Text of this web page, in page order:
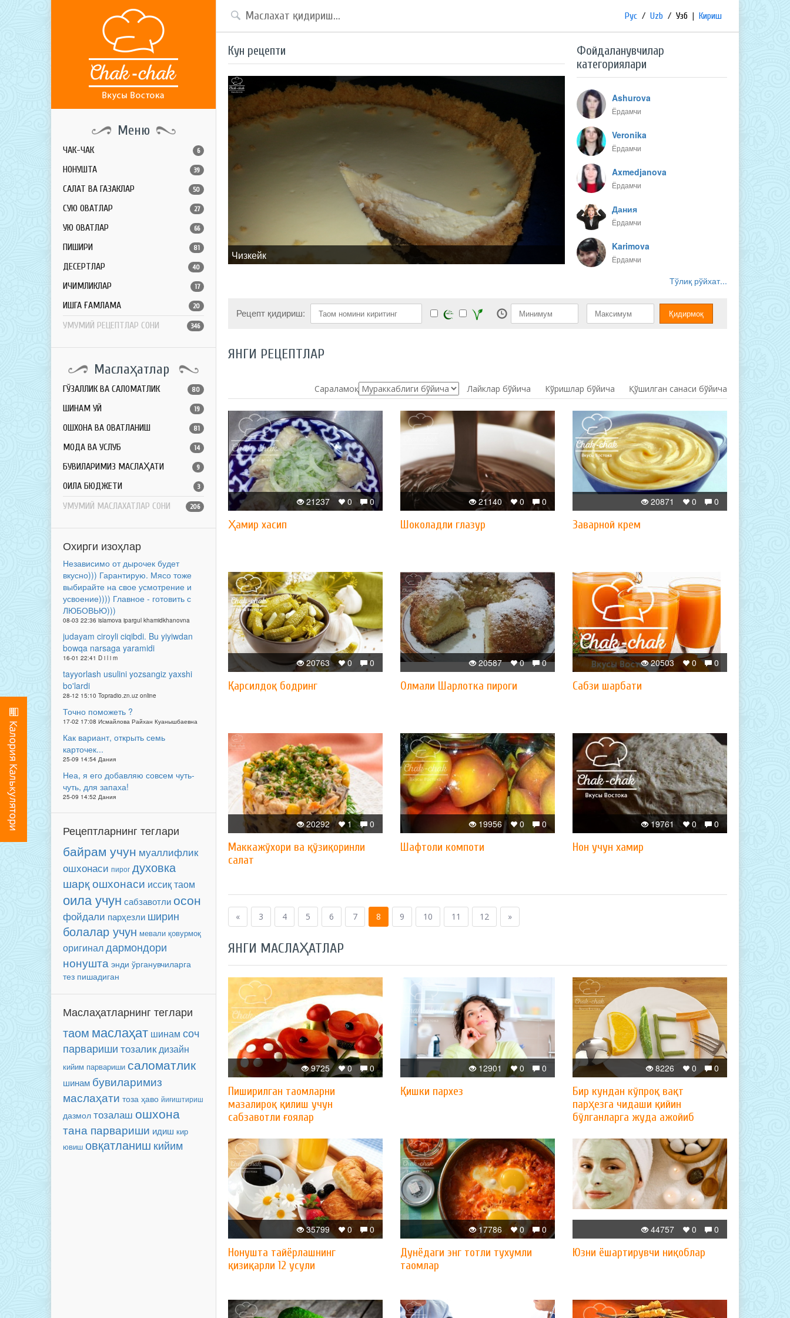
Меню
ЧАК-ЧАК 6
НОНУШТА 39
САЛАТ ВА ГАЗАКЛАР 50
СУЮҚ ОВҚАТЛАР 27
ҚУЮҚ ОВҚАТЛАР 66
ПИШИРИҚ 81
ДЕСЕРТЛАР 40
ИЧИМЛИКЛАР 17
ҚИШГА ҒАМЛАМА 20
УМУМИЙ РЕЦЕПТЛАР СОНИ 346
Маслаҳатлар
ГЎЗАЛЛИК ВА САЛОМАТЛИК 80
ШИНАМ УЙ 19
ОШХОНА ВА ОВҚАТЛАНИШ 81
МОДА ВА УСЛУБ 14
БУВИЛАРИМИЗ МАСЛАҲАТИ 9
ОИЛА БЮДЖЕТИ 3
УМУМИЙ МАСЛАХАТЛАР СОНИ 206
Охирги изоҳлар
Независимо от дырочек будет
вкусно))) Гарантирую. Мясо тоже
выбирайте на свое усмотрение и
усвоение)))) Главное - готовить с
ЛЮБОВЬЮ)))
08-03 22:36 islamova ipargul khamidkhanovna
judayam ciroyli ciqibdi. Bu yiyiwdan
bowqa narsaga yaramidi
16-01 22:41 D i l i m
tayyorlash usulini yozsangiz yaxshi
bo'lardi
28-12 15:10 Topradio.zn.uz online
Точно поможеть ?
17-02 17:08 Исмайлова Райхан Куанышбаевна
Как вариант, открыть семь
карточек...
25-09 14:54 Дания
Неа, я его добавляю совсем чуть-
чуть, для запаха!
25-09 14:52 Дания
Рецептларнинг теглари
байрам учун муаллифлик
ошхонаси пирог духовка
шарқ ошхонаси иссиқ таом
оила учун сабзавотли осон
фойдали парҳезли ширин
болалар учун мевали қовурмоқ
оригиналдармондори
нонушта энди ўрганувчиларга
тез пишадиган
Маслаҳатларнинг теглари
таом маслаҳат шинам соч
парвариши тозаликдизайн
кийим парвариши саломатлик
шинам бувиларимиз
маслаҳати тоза ҳаво йиғиштириш
дазмол тозалаш ошхона
тана парвариши идиш кир
ювиш овқатланиш кийим
Рус / Uzb / Узб | Кириш
Кун рецепти
Чизкейк
Фойдаланувчилар
категориялари
Ashurova
Ёрдамчи
Veronika
Ёрдамчи
Axmedjanova
Ёрдамчи
Дания
Ёрдамчи
Karimova
Ёрдамчи
Тўлиқ рўйхат...
Рецепт қидириш:
ЯНГИ РЕЦЕПТЛАР
Сараламоқ: Лайклар бўйича Кўришлар бўйича Қўшилган санаси бўйича
0
0
21237
Ҳамир хасип
0
0
21140
Шоколадли глазур
0
0
20871
Заварной крем
0
0
20763
Қарсилдоқ бодринг
0
0
20587
Олмали Шарлотка пироги
0
0
20503
Сабзи шарбати
0
1
20292
Маккажўхори ва қўзиқоринли
салат
0
0
19956
Шафтоли компоти
0
0
19761
Нон учун хамир
« 3 4 5 6 7 8 9 10 11 12 »
ЯНГИ МАСЛАҲАТЛАР
0
0
9725
Пиширилган таомларни
мазалироқ қилиш учун
сабзавотли ғоялар
0
0
12901
Қишки пархез
0
0
8226
Бир кундан кўпроқ вақт
парҳезга чидаши қийин
бўлганларга жуда ажойиб
0
0
35799
Нонушта тайёрлашнинг
қизиқарли 12 усули
0
0
17786
Дунёдаги энг тотли тухумли
таомлар
0
0
44757
Юзни ёшартирувчи ниқоблар